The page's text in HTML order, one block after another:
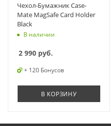
Чехол-Бумажник Case-
Mate MagSafe Card Holder
Black
В наличии
2 990 руб.
+ 120 Бонусов
В КОРЗИНУ